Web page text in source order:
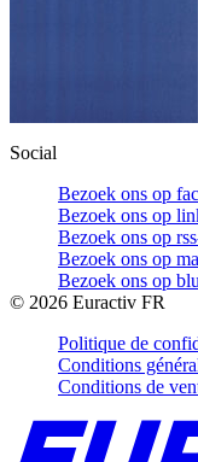
Social
Bezoek ons op
Bezoek ons op
Bezoek ons op
Bezoek ons op
Bezoek ons op
© 2026 Euractiv FR
Politique de
Conditions
Conditions de